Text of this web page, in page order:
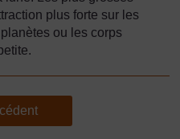
plus forte sur les
ou les corps